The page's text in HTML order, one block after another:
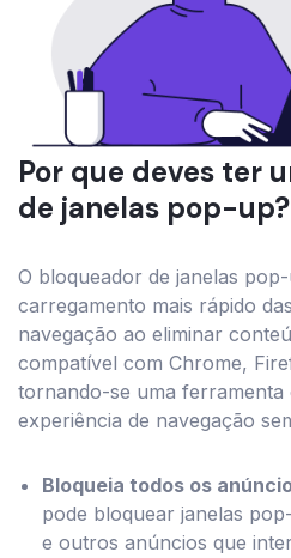
Por que deves ter
de janelas pop-up?
O bloqueador de janelas
carregamento mais rápido
navegação ao eliminar
compatível com Chrome,
tornando-se uma ferramenta
experiência de navegação
Bloqueia todos os
pode bloquear janelas
e outros anúncios que